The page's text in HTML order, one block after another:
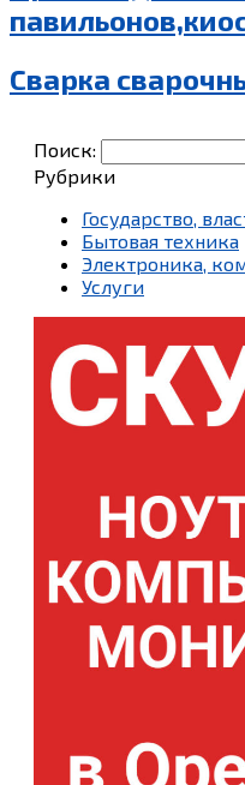
Сварка
Поиск:
Рубрики
Государство,
Бытовая техника
Электроника,
Услуги